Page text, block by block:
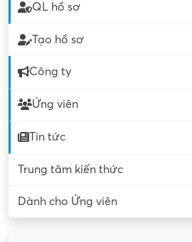
QL hồ sơ
Tạo hồ sơ
Công ty
Ứng viên
Tin tức
Trung tâm kiến thức
Dành cho Ứng viên